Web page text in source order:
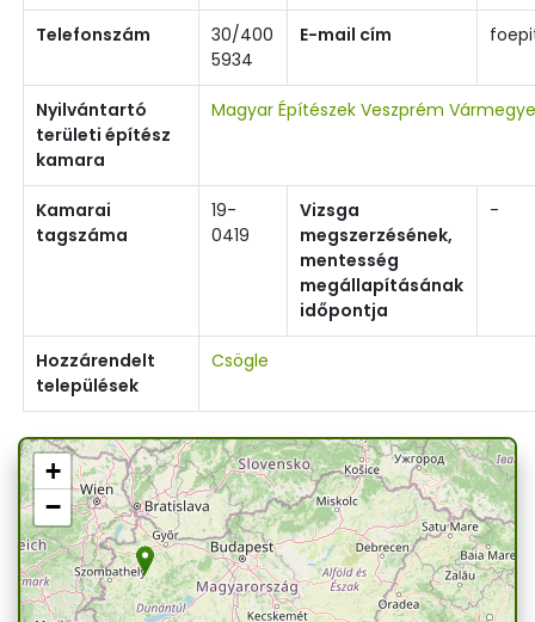
Telefonszám
30/400
5934
E-mail cím
Nyilvántartó
területi építész
kamara
Magyar Építészek Veszprém
Kamarai
tagszáma
19-
0419
Vizsga
megszerzésének,
mentesség
megállapításának
időpontja
-
Hozzárendelt
települések
Csögle
+
−